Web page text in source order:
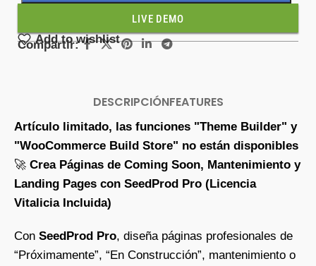
LIVE DEMO
Add to wishlist
Compartir:
DESCRIPCIÓNFEATURES
Artículo limitado, las funciones "Theme Builder" y
"WooCommerce Build Store" no están disponibles
🚀 Crea Páginas de Coming Soon, Mantenimiento y
Landing Pages con SeedProd Pro (Licencia
Vitalicia Incluida)
Con SeedProd Pro, diseña páginas profesionales de
“Próximamente”, “En Construcción”, mantenimiento o